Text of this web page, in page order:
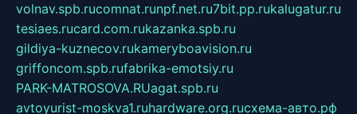
volnav.spb.rucomnat.runpf.net.ru7bit.pp.rukalugatur.ru
tesiaes.rucard.com.rukazanka.spb.ru
gildiya-kuznecov.rukameryboavision.ru
griffoncom.spb.rufabrika-emotsiy.ru
PARK-MATROSOVA.RUagat.spb.ru
avtoyurist-moskva1.ruhardware.org.ruсхема-авто.рф